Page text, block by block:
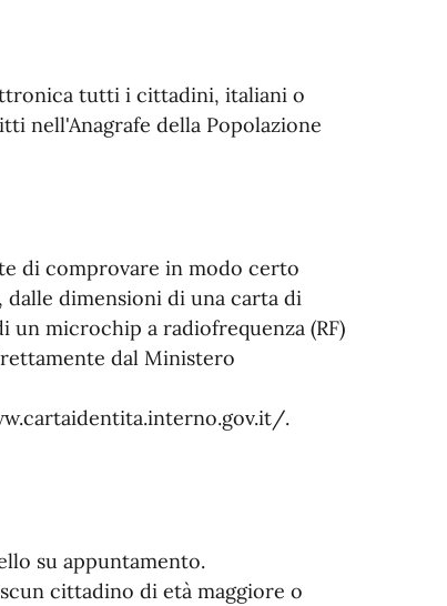
tutti i cittadini, italiani o
nell'Anagrafe della Popolazione
di comprovare in modo certo
dimensioni di una carta di
microchip a radiofrequenza (RF)
dal Ministero
.
su appuntamento.
cittadino di età maggiore o